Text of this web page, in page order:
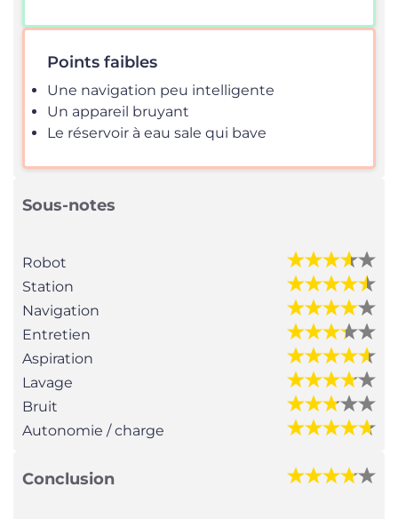
Points faibles
Une navigation peu intelligente
Un appareil bruyant
Le réservoir à eau sale qui bave
Sous-notes
Robot
Station
Navigation
Entretien
Aspiration
Lavage
Bruit
Autonomie / charge
Conclusion